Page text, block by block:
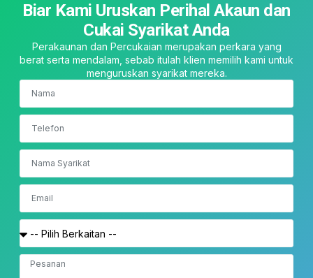
Biar Kami Uruskan Perihal Akaun dan
Cukai Syarikat Anda
Perakaunan dan Percukaian merupakan perkara yang
berat serta mendalam, sebab itulah klien memilih kami untuk
menguruskan syarikat mereka.